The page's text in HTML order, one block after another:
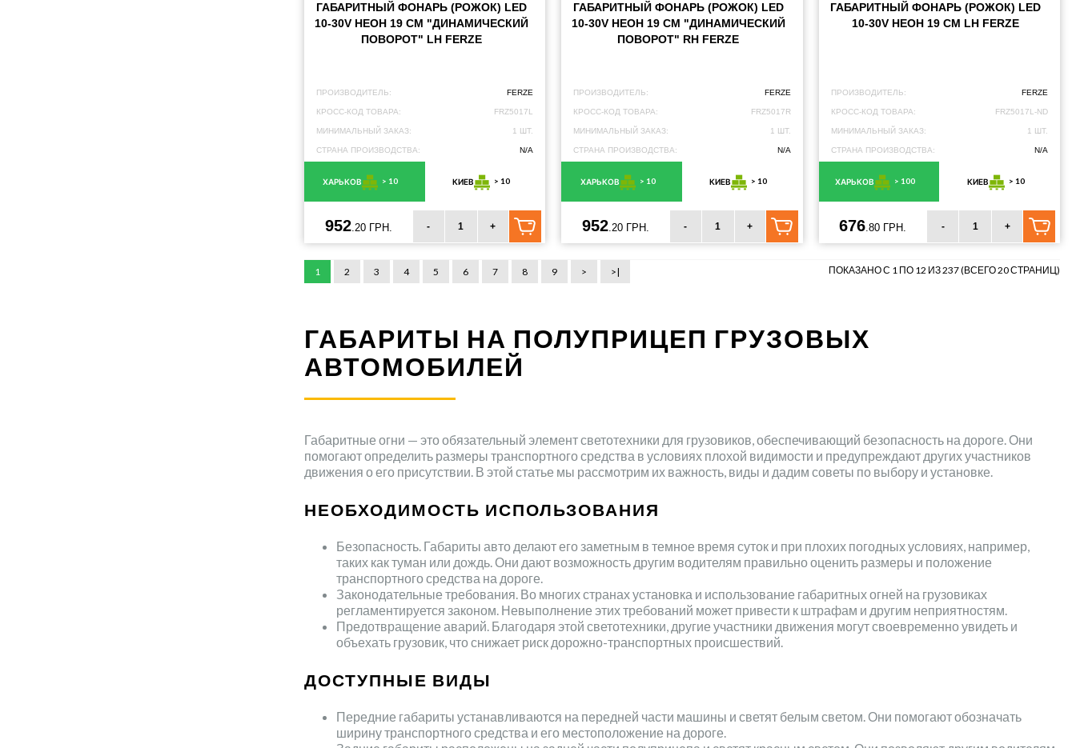
ГАБАРИТНЫЙ ФОНАРЬ (РОЖОК) LED
10-30V НЕОН 19 СМ "ДИНАМИЧЕСКИЙ
ПОВОРОТ" LH FERZE
ПРОИЗВОДИТЕЛЬ: FERZE
КРОСС-КОД ТОВАРА: FRZ5017L
МИНИМАЛЬНЫЙ ЗАКАЗ: 1 ШТ.
СТРАНА ПРОИЗВОДСТВА: N/A
ХАРЬКОВ > 10 КИЕВ > 10
952.20 ГРН. - +
ГАБАРИТНЫЙ ФОНАРЬ (РОЖОК) LED
10-30V НЕОН 19 СМ "ДИНАМИЧЕСКИЙ
ПОВОРОТ" RH FERZE
ПРОИЗВОДИТЕЛЬ: FERZE
КРОСС-КОД ТОВАРА: FRZ5017R
МИНИМАЛЬНЫЙ ЗАКАЗ: 1 ШТ.
СТРАНА ПРОИЗВОДСТВА: N/A
ХАРЬКОВ > 10 КИЕВ > 10
952.20 ГРН. - +
ГАБАРИТНЫЙ ФОНАРЬ (РОЖОК) LED
10-30V НЕОН 19 СМ LH FERZE
ПРОИЗВОДИТЕЛЬ: FERZE
КРОСС-КОД ТОВАРА: FRZ5017L-ND
МИНИМАЛЬНЫЙ ЗАКАЗ: 1 ШТ.
СТРАНА ПРОИЗВОДСТВА: N/A
ХАРЬКОВ > 100 КИЕВ > 10
676.80 ГРН. - +
1 2 3 4 5 6 7 8 9 > >| ПОКАЗАНО С 1 ПО 12 ИЗ 237 (ВСЕГО 20 СТРАНИЦ)
ГАБАРИТЫ НА ПОЛУПРИЦЕП ГРУЗОВЫХ
АВТОМОБИЛЕЙ
Габаритные огни — это обязательный элемент светотехники для грузовиков, обеспечивающий безопасность на дороге. Они
помогают определить размеры транспортного средства в условиях плохой видимости и предупреждают других участников
движения о его присутствии. В этой статье мы рассмотрим их важность, виды и дадим советы по выбору и установке.
НЕОБХОДИМОСТЬ ИСПОЛЬЗОВАНИЯ
Безопасность. Габариты авто делают его заметным в темное время суток и при плохих погодных условиях, например,
таких как туман или дождь. Они дают возможность другим водителям правильно оценить размеры и положение
транспортного средства на дороге.
Законодательные требования. Во многих странах установка и использование габаритных огней на грузовиках
регламентируется законом. Невыполнение этих требований может привести к штрафам и другим неприятностям.
Предотвращение аварий. Благодаря этой светотехники, другие участники движения могут своевременно увидеть и
объехать грузовик, что снижает риск дорожно-транспортных происшествий.
ДОСТУПНЫЕ ВИДЫ
Передние габариты устанавливаются на передней части машины и светят белым светом. Они помогают обозначать
ширину транспортного средства и его местоположение на дороге.